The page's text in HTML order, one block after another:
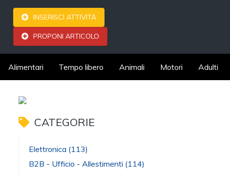
INSERISCI ATTIVITÀ
PROPONI ARTICOLO
Alimentari Tempo libero Animali Motori Adulti
CATEGORIE
Elettronica (113)
B2B - Ufficio - Allestimenti (114)